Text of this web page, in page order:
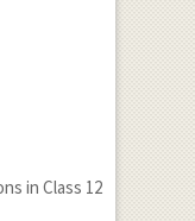
in Class 12